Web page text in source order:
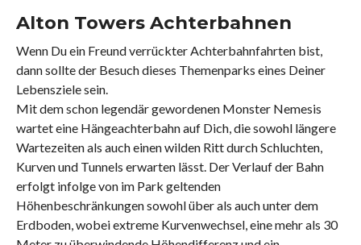
Alton Towers Achterbahnen
Wenn Du ein Freund verrückter Achterbahnfahrten bist,
dann sollte der Besuch dieses Themenparks eines Deiner
Lebensziele sein.
Mit dem schon legendär gewordenen Monster Nemesis
wartet eine Hängeachterbahn auf Dich, die sowohl längere
Wartezeiten als auch einen wilden Ritt durch Schluchten,
Kurven und Tunnels erwarten lässt. Der Verlauf der Bahn
erfolgt infolge von im Park geltenden
Höhenbeschränkungen sowohl über als auch unter dem
Erdboden, wobei extreme Kurvenwechsel, eine mehr als 30